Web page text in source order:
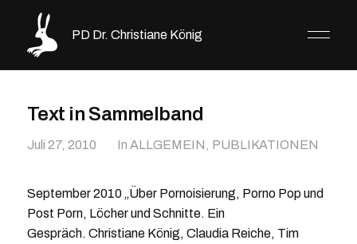
PD Dr. Christiane König
Text in Sammelband
Juli 27, 2010 In ALLGEMEIN , PUBLIKATIONEN
September 2010 „Über Pornoisierung, Porno Pop und
Post Porn, Löcher und Schnitte. Ein
Gespräch. Christiane König, Claudia Reiche, Tim